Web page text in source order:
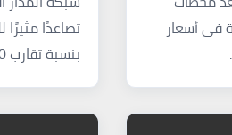
في أسعار
تصاعدًا مثيرًا
بنسبة تقارب 300% خلال العقد…